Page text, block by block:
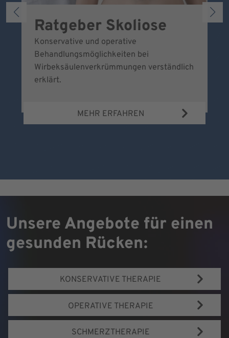
Ratgeber Skoliose
Konservative und operative
Behandlungsmöglichkeiten bei
Wirbeksäulenverkrümmungen verständlich
erklärt.
MEHR ERFAHREN
Unsere Angebote für einen
gesunden Rücken:
KONSERVATIVE THERAPIE
OPERATIVE THERAPIE
SCHMERZTHERAPIE